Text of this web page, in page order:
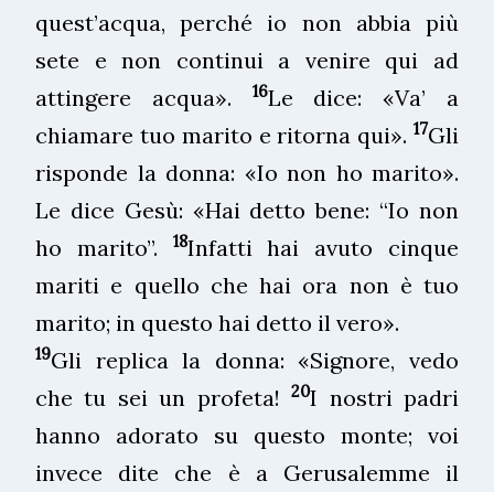
quest’acqua, perché io non abbia più
sete e non continui a venire qui ad
attingere acqua».
16Le dice: «Va’ a
chiamare tuo marito e ritorna qui». 17Gli
risponde la donna: «Io non ho marito».
Le dice Gesù: «Hai detto bene: “Io non
ho marito”.
18Infatti hai avuto cinque
mariti e quello che hai ora non è tuo
marito; in questo hai detto il vero».
19Gli replica la donna: «Signore, vedo
che tu sei un profeta!20I nostri padri
hanno adorato su questo monte; voi
invece dite che è a Gerusalemme il